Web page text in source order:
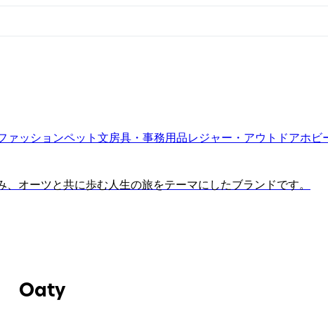
ァッションペット 文房具・事務用品レジャー・アウトドアホビ
オーツと共に歩む人生の旅をテーマにしたブランドです。
Oaty